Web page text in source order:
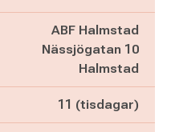
ABF Halmstad
Nässjögatan 10
Halmstad
11 (tisdagar)